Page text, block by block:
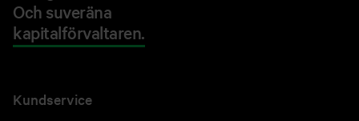
Och suveräna
kapitalförvaltaren.
Kundservice